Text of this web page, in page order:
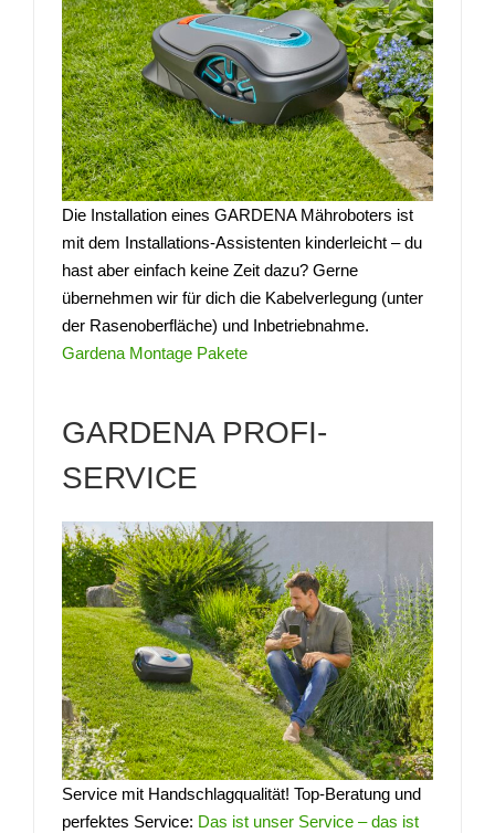
Die Installation eines GARDENA Mähroboters ist
mit dem Installations-Assistenten kinderleicht – du
hast aber einfach keine Zeit dazu? Gerne
übernehmen wir für dich die Kabelverlegung (unter
der Rasenoberfläche) und Inbetriebnahme.
Gardena Montage Pakete
GARDENA PROFI-
SERVICE
Service mit Handschlagqualität! Top-Beratung und
perfektes Service: Das ist unser Service – das ist